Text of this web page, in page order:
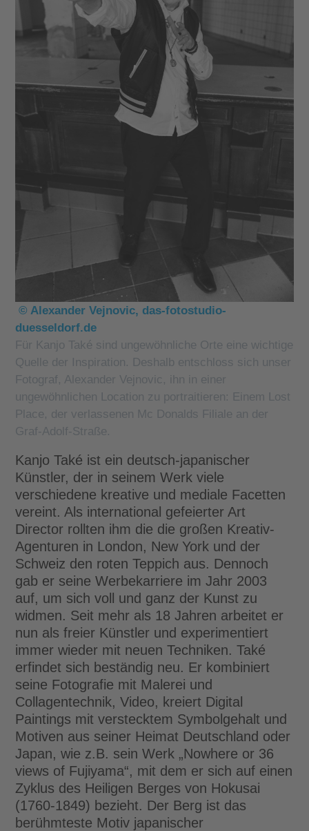
© Alexander Vejnovic, das-fotostudio-
duesseldorf.de
Für Kanjo Také sind ungewöhnliche Orte eine wichtige
Quelle der Inspiration. Deshalb entschloss sich unser
Fotograf, Alexander Vejnovic, ihn in einer
ungewöhnlichen Location zu portraitieren: Einem Lost
Place, der verlassenen Mc Donalds Filiale an der
Graf-Adolf-Straße.
Kanjo Také ist ein deutsch-japanischer
Künstler, der in seinem Werk viele
verschiedene kreative und mediale Facetten
vereint. Als international gefeierter Art
Director rollten ihm die die großen Kreativ-
Agenturen in London, New York und der
Schweiz den roten Teppich aus. Dennoch
gab er seine Werbekarriere im Jahr 2003
auf, um sich voll und ganz der Kunst zu
widmen. Seit mehr als 18 Jahren arbeitet er
nun als freier Künstler und experimentiert
immer wieder mit neuen Techniken. Také
erfindet sich beständig neu. Er kombiniert
seine Fotografie mit Malerei und
Collagentechnik, Video, kreiert Digital
Paintings mit verstecktem Symbolgehalt und
Motiven aus seiner Heimat Deutschland oder
Japan, wie z.B. sein Werk „Nowhere or 36
views of Fujiyama“, mit dem er sich auf einen
Zyklus des Heiligen Berges von Hokusai
(1760-1849) bezieht. Der Berg ist das
berühmteste Motiv japanischer